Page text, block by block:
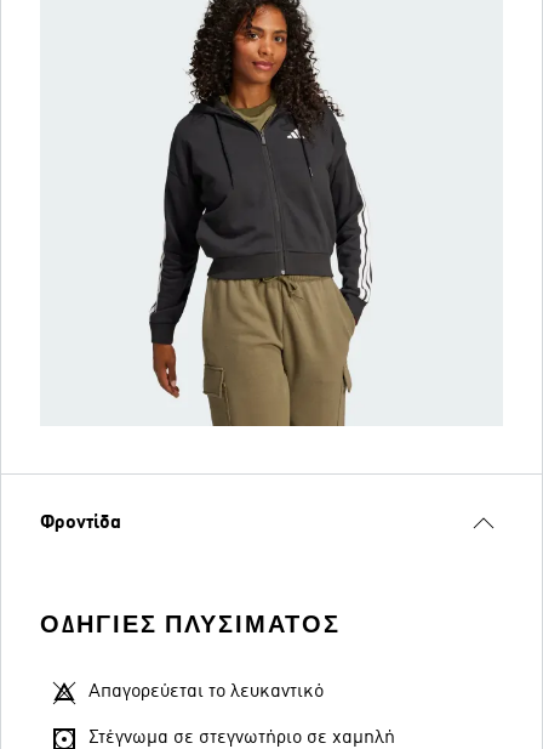
Φροντίδα
ΟΔΗΓΊΕΣ ΠΛΥΣΊΜΑΤΟΣ
Απαγορεύεται το λευκαντικό
Στέγνωμα σε στεγνωτήριο σε χαμηλή